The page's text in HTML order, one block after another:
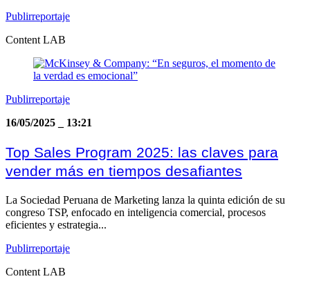
Publirreportaje
Content LAB
Publirreportaje
16/05/2025
13:21
Top Sales Program 2025: las claves para
vender más en tiempos desafiantes
La Sociedad Peruana de Marketing lanza la quinta edición de su
congreso TSP, enfocado en inteligencia comercial, procesos
eficientes y estrategia...
Publirreportaje
Content LAB